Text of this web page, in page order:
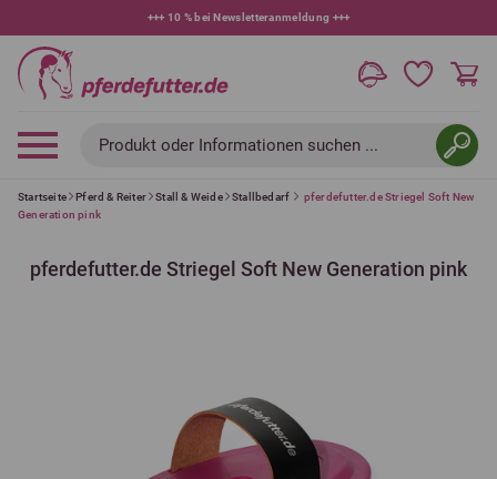
+++ 10 % bei Newsletteranmeldung +++
Produkt oder Informationen suchen ...
Startseite Pferd & Reiter Stall & Weide Stallbedarf
pferdefutter.de Striegel Soft New
Generation pink
pferdefutter.de Striegel Soft New Generation pink